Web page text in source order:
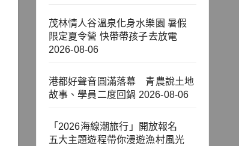
茂林情人谷溫泉化身水樂園 暑假
限定夏令營 快帶帶孩子去放電
2026-08-06
港都好聲音圓滿落幕 青農說土地
故事、學員二度回鍋 2026-08-06
「2026海線潮旅行」開放報名
五大主題遊程帶你漫遊漁村風光